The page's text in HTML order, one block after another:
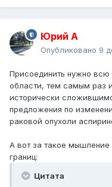
Юрий А
Опубликовано 9
Присоединить нужно
области, тем самым раз
исторически
предложения по
раковой опухоли
А вот за такое
границ:
Цитата